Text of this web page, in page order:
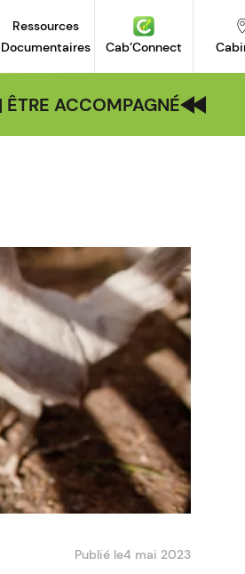
Ressources
Documentaires
Cab’Connect
ACCOMPAGNÉ
Publié le4 mai 2023